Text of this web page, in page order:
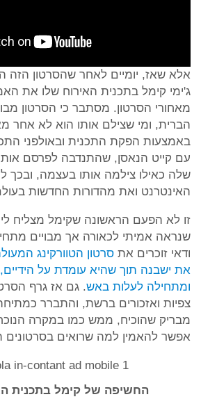
אלא שאז, יומיים לאחר שהסרטון הזה
ג'ימי קימל בתכנית האירוח שלו את
מאחורי הסרטון. מסתבר כי הסרטון
הברית, ומי שצילם אותו הוא לא אחר
באמצעות הפקת התכנית ובאולפני
עם קייט הנאסן, שהתנדבה לפרסם אותו
שלה כאילו צילמה אותו בעצמה,
האינטרנט ואת מהדורות החדשות
זו לא הפעם הראשונה שקימל מצליח
שנראה אמיתי לכאורה אך מבויים
ודאי זוכרים את סרטון הטוורקינג
את ישבנה תוך שהיא עומדת על
ומתחילה לעלות באש. גם אז גרף
צפיות ואזכורים ברשת, והתברר
מבריק שהוכיח, ממש כמו במקרה
אפשר להאמין למה שרואים בסרטונים
החשיפה של קימל בתכנית